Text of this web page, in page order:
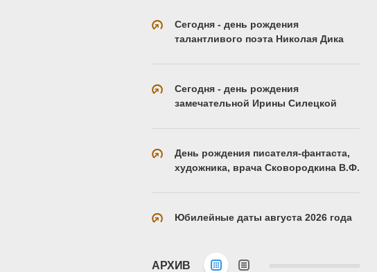
Сегодня - день рождения
талантливого поэта Николая Дика
Сегодня - день рождения
замечательной Ирины Силецкой
День рождения писателя-фантаста,
художника, врача Сковородкина В.Ф.
Юбилейные даты августа 2026 года
АРХИВ